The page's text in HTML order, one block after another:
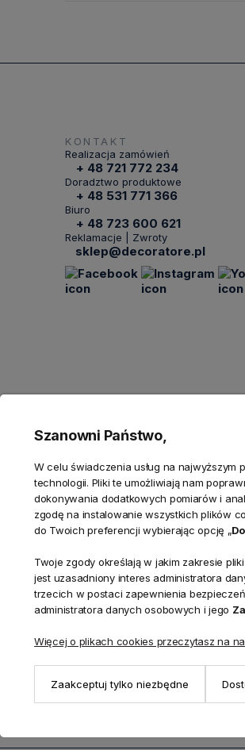
KONTAKT
Realizacja zamówień
+ 48 721 772 234
Doradztwo produktowe
+ 48 531 771 366
Biuro
+ 48 723 600 621
Reklamacje | Zwroty
sklep@decoratore.pl
INFORMACJE
O nas
Firmy B2B
Kontakt
Szanowni Państwo,
W celu świadczenia usług na
technologii. Pliki te umożliwiają nam
dokonywania dodatkowych pomiarów i
zgodę na instalowanie wszystkich plików
do Twoich preferencji wybierając opcję „
Twoje zgody określają w jakim zakresie
jest uzasadniony interes administratora
trzecich w postaci zapewnienia
administratora danych osobowych i jego
Więcej o plikach cookies przeczytasz na
Zaakceptuj tylko niezbędne